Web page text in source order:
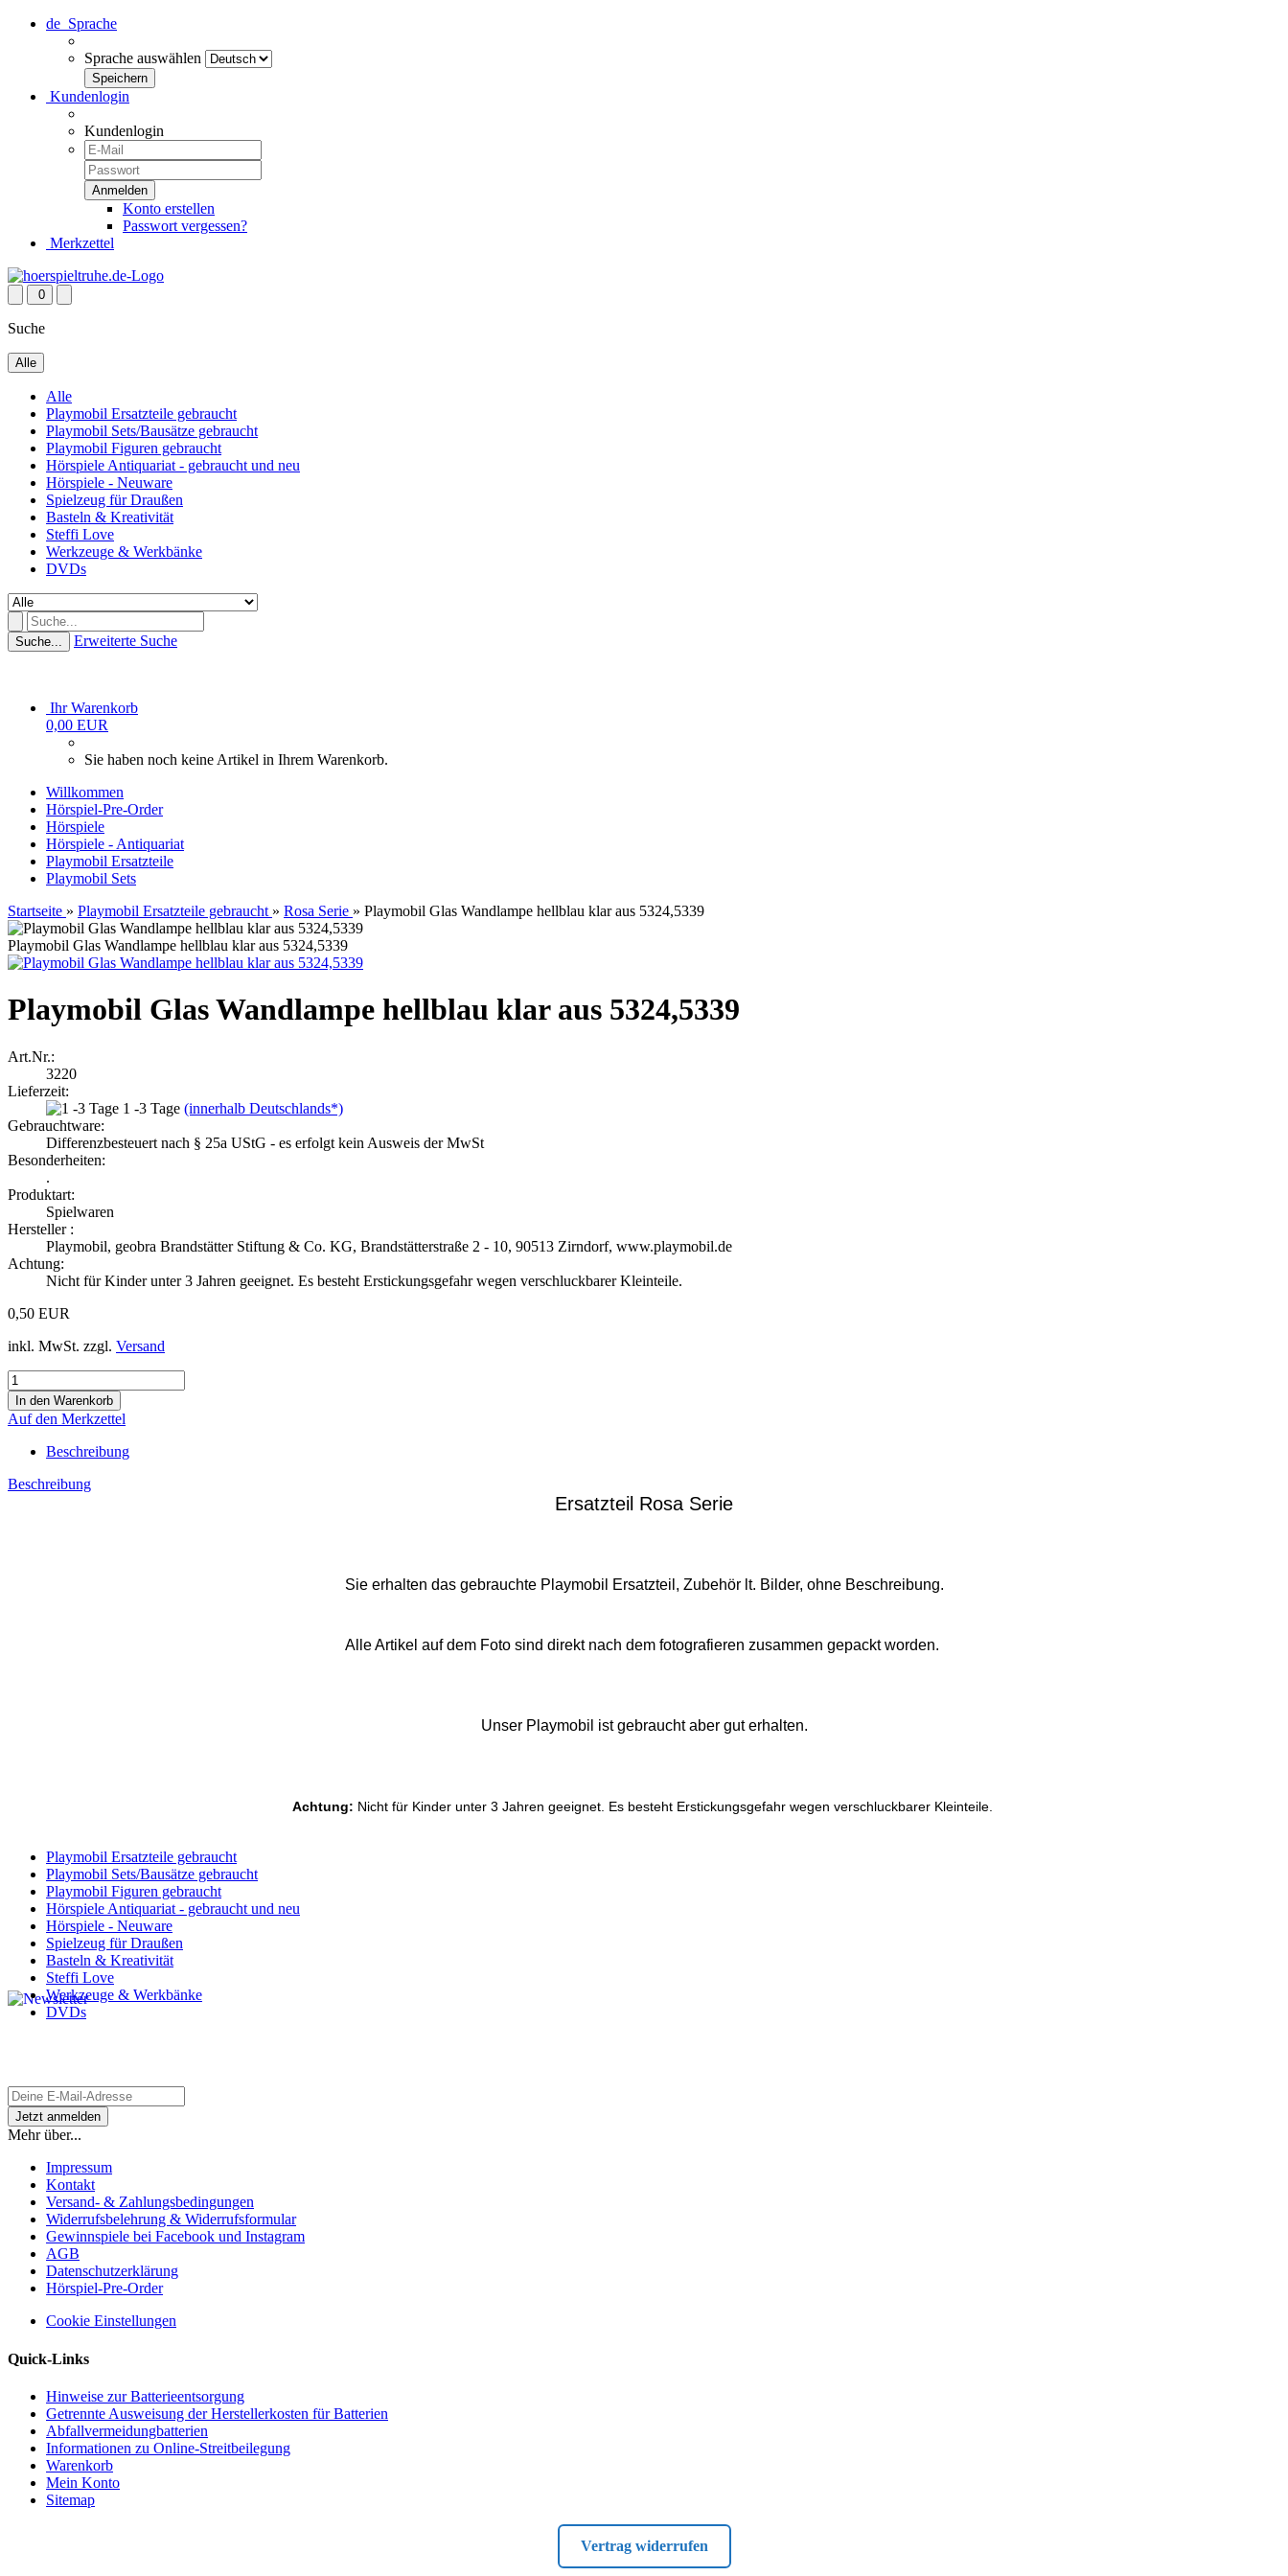
de Sprache
Sprache auswählen
Kundenlogin
Kundenlogin
Konto erstellen
Passwort vergessen?
Merkzettel
0
Suche
Alle
Alle
Playmobil Ersatzteile gebraucht
Playmobil Sets/Bausätze gebraucht
Playmobil Figuren gebraucht
Hörspiele Antiquariat - gebraucht und neu
Hörspiele - Neuware
Spielzeug für Draußen
Basteln & Kreativität
Steffi Love
Werkzeuge & Werkbänke
DVDs
Suche... Erweiterte Suche
Ihr Warenkorb
0,00 EUR
Sie haben noch keine Artikel in Ihrem Warenkorb.
Willkommen
Hörspiel-Pre-Order
Hörspiele
Hörspiele - Antiquariat
Playmobil Ersatzteile
Playmobil Sets
Startseite » Playmobil Ersatzteile gebraucht » Rosa Serie » Playmobil Glas Wandlampe hellblau klar aus 5324,5339
Playmobil Glas Wandlampe hellblau klar aus 5324,5339
Playmobil Glas Wandlampe hellblau klar aus 5324,5339
Art.Nr.:
3220
Lieferzeit:
1 -3 Tage (innerhalb Deutschlands*)
Gebrauchtware:
Differenzbesteuert nach § 25a UStG - es erfolgt kein Ausweis der MwSt
Besonderheiten:
.
Produktart:
Spielwaren
Hersteller :
Playmobil, geobra Brandstätter Stiftung & Co. KG, Brandstätterstraße 2 - 10, 90513 Zirndorf, www.playmobil.de
Achtung:
Nicht für Kinder unter 3 Jahren geeignet. Es besteht Erstickungsgefahr wegen verschluckbarer Kleinteile.
0,50 EUR
inkl. MwSt. zzgl. Versand
Auf den Merkzettel
Beschreibung
Beschreibung
Ersatzteil Rosa Serie
Sie erhalten das gebrauchtePlaymobil Ersatzteil, Zubehör lt. Bilder, ohne Beschreibung.
Alle Artikel auf dem Foto sind direkt nach dem fotografieren zusammen gepackt worden.
Unser Playmobil ist gebraucht aber gut erhalten.
Achtung: Nicht für Kinder unter 3 Jahren geeignet. Es besteht Erstickungsgefahr wegen verschluckbarer Kleinteile.
Playmobil Ersatzteile gebraucht
Playmobil Sets/Bausätze gebraucht
Playmobil Figuren gebraucht
Hörspiele Antiquariat - gebraucht und neu
Hörspiele - Neuware
Spielzeug für Draußen
Basteln & Kreativität
Steffi Love
Werkzeuge & Werkbänke
DVDs
Mehr über...
Impressum
Kontakt
Versand- & Zahlungsbedingungen
Widerrufsbelehrung & Widerrufsformular
Gewinnspiele bei Facebook und Instagram
AGB
Datenschutzerklärung
Hörspiel-Pre-Order
Cookie Einstellungen
Quick-Links
Hinweise zur Batterieentsorgung
Getrennte Ausweisung der Herstellerkosten für Batterien
Abfallvermeidungbatterien
Informationen zu Online-Streitbeilegung
Warenkorb
Mein Konto
Sitemap
Vertrag widerrufen